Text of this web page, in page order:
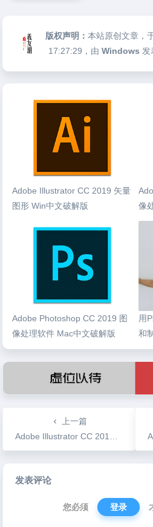
版权声明：本站原创文章，
17:27:29 ，由Windows 发
Adobe Illustrator CC 2019 矢量
图形 Win中文破解版
像
Adobe Photoshop CC 2019 图
像处理软件 Mac中文破解版
用
和
上一篇
Adobe Illustrator CC 2019 矢量图形 Win中文破解版
发表评论
您必须 登录